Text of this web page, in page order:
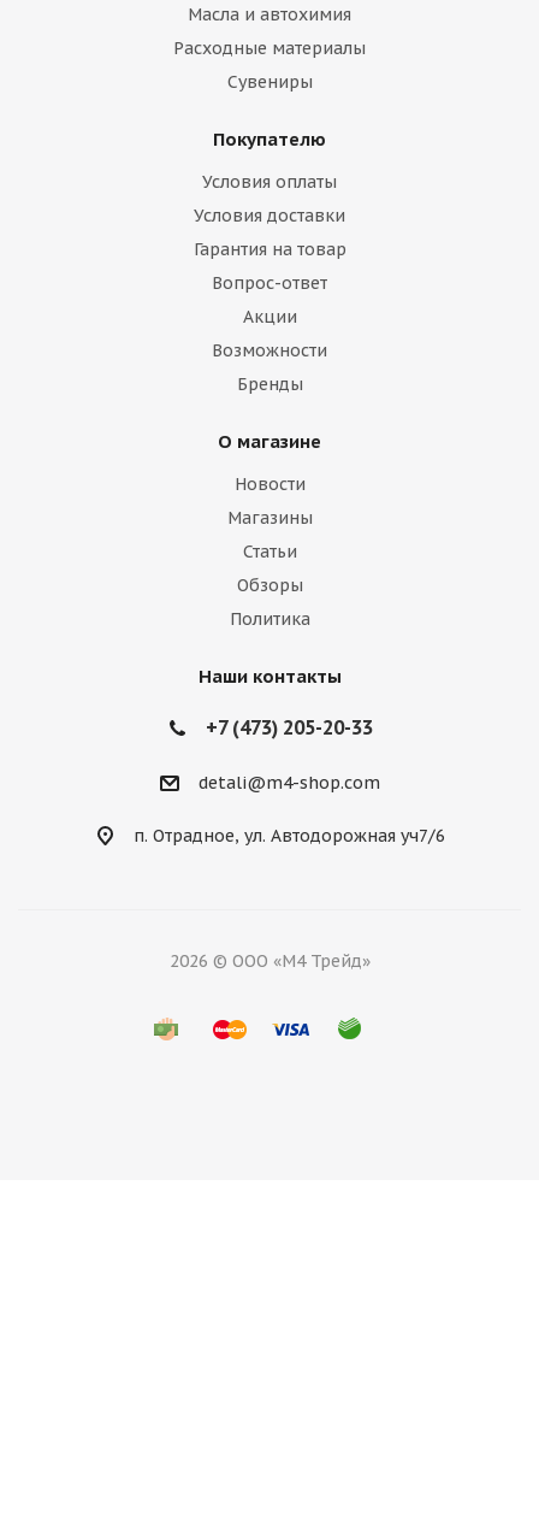
Масла и автохимия
Расходные материалы
Сувениры
Покупателю
Условия оплаты
Условия доставки
Гарантия на товар
Вопрос-ответ
Акции
Возможности
Бренды
О магазине
Новости
Магазины
Статьи
Обзоры
Политика
Наши контакты
+7 (473) 205-20-33
detali@m4-shop.com
п. Отрадное, ул. Автодорожная уч7/6
2026 © ООО «М4 Трейд»